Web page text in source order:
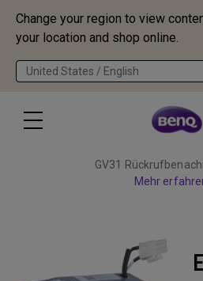
Change your region to view
your location and shop online.
United States / English
GV31
Mehr